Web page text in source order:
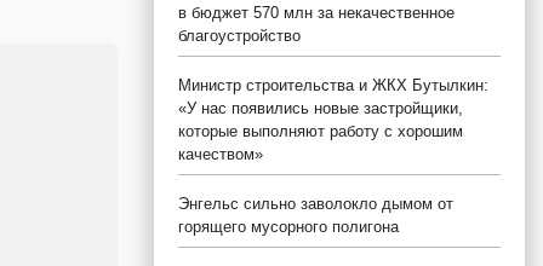
в бюджет 570 млн за некачественное
благоустройство
Министр строительства и ЖКХ Бутылкин:
«У нас появились новые застройщики,
которые выполняют работу с хорошим
качеством»
Энгельс сильно заволокло дымом от
горящего мусорного полигона